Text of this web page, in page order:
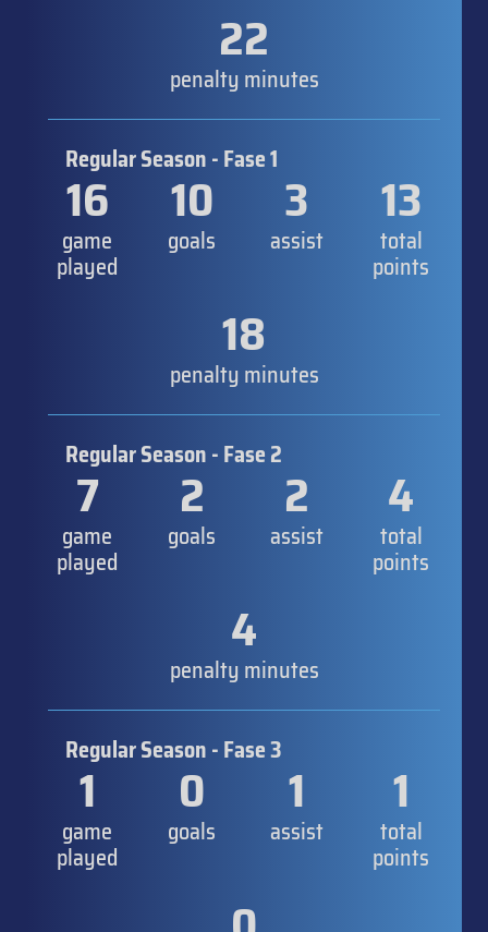
22
penalty minutes
Regular Season - Fase 1
16
game
played
10
goals
3
assist
13
total
points
18
penalty minutes
Regular Season - Fase 2
7
game
played
2
goals
2
assist
4
total
points
4
penalty minutes
Regular Season - Fase 3
1
game
played
0
goals
1
assist
1
total
points